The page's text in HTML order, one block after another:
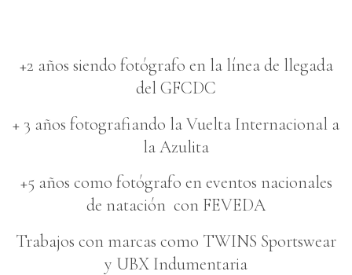
+2 años siendo fotógrafo en la línea de llegada
del GFCDC
+ 3 años fotografiando la Vuelta Internacional a
la Azulita
+5 años como fotógrafo en eventos nacionales
de natación con FEVEDA
Trabajos con marcas como TWINS Sportswear
y UBX Indumentaria